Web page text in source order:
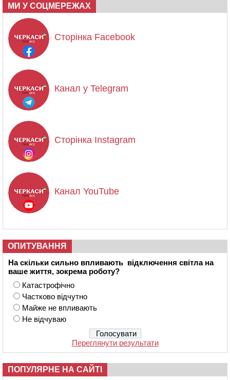
МИ У СОЦМЕРЕЖАХ
Сторінка Facebook
Канал у Telegram
Сторінка Instagram
Канал YouTube
ОПИТУВАННЯ
На скільки сильно впливають відключення світла на
ваше життя, зокрема роботу?
Катастрофічно
Частково відчутно
Майже не впливають
Не відчуваю
Переглянути результати
ПОПУЛЯРНЕ НА САЙТІ